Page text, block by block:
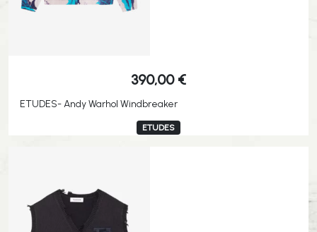
390,00 €
ETUDES- Andy Warhol Windbreaker
ETUDES